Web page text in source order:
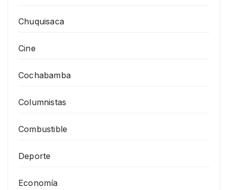
Chuquisaca
Cine
Cochabamba
Columnistas
Combustible
Deporte
Economía